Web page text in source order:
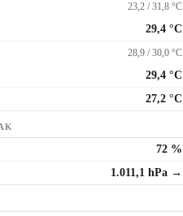
23,2 / 31,8 °C
29,4 °C
28,9 / 30,0 °C
29,4 °C
27,2 °C
72 %
1.011,1 hPa →